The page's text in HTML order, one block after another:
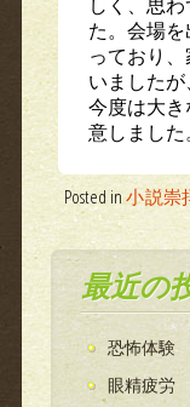
た。会場
っており
いました
今度は大
意しました
Posted in小説崇
最近の
恐怖体験
眼精疲労